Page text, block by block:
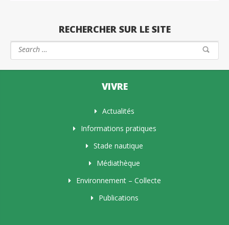
RECHERCHER SUR LE SITE
VIVRE
Actualités
Informations pratiques
Stade nautique
Médiathèque
Environnement – Collecte
Publications